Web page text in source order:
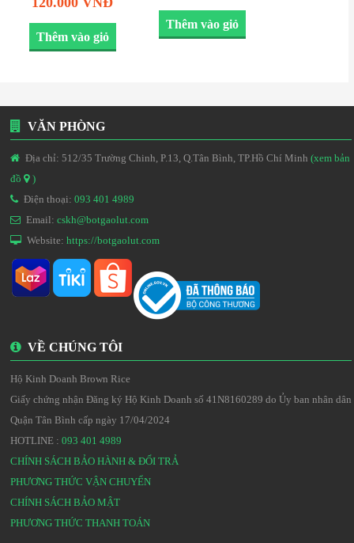
Thêm vào giỏ
Thêm vào giỏ
VĂN PHÒNG
Địa chỉ: 512/35 Trường Chinh, P.13, Q.Tân Bình, TP.Hồ Chí Minh (xem bản
đồ
)
Điện thoại: 093 401 4989
Email: cskh@botgaolut.com
Website: https://botgaolut.com
VỀ CHÚNG TÔI
Hộ Kinh Doanh Brown Rice
Giấy chứng nhận Đăng ký Hộ Kinh Doanh số 41N8160289 do Ủy ban nhân dân
Quận Tân Bình cấp ngày 17/04/2024
HOTLINE : 093 401 4989
CHÍNH SÁCH BẢO HÀNH & ĐỔI TRẢ
PHƯƠNG THỨC VẬN CHUYỂN
CHÍNH SÁCH BẢO MẬT
PHƯƠNG THỨC THANH TOÁN